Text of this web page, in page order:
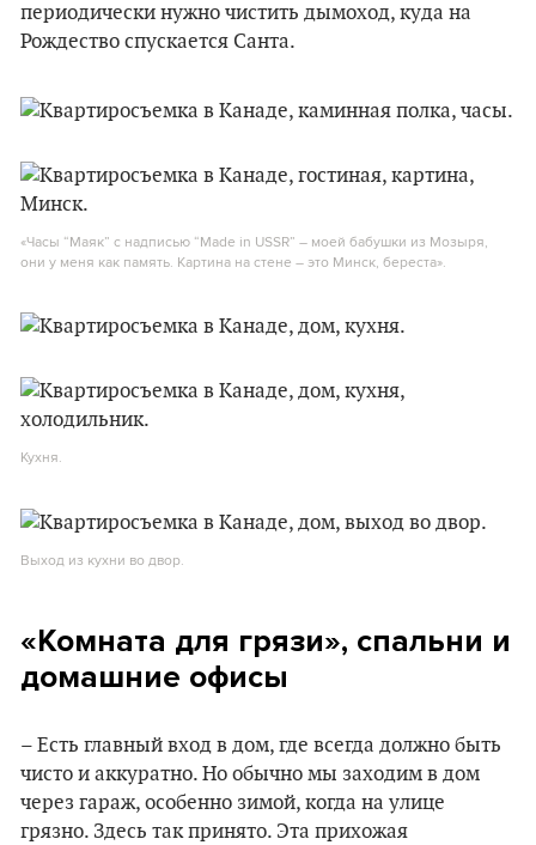
периодически нужно чистить дымоход, куда на
Рождество спускается Санта.
«Часы “Маяк” с надписью “Made in USSR” – моей бабушки из Мозыря,
они у меня как память. Картина на стене – это Минск, береста».
Кухня.
Выход из кухни во двор.
«Комната для грязи», спальни и
домашние офисы
– Есть главный вход в дом, где всегда должно быть
чисто и аккуратно. Но обычно мы заходим в дом
через гараж, особенно зимой, когда на улице
грязно. Здесь так принято. Эта прихожая